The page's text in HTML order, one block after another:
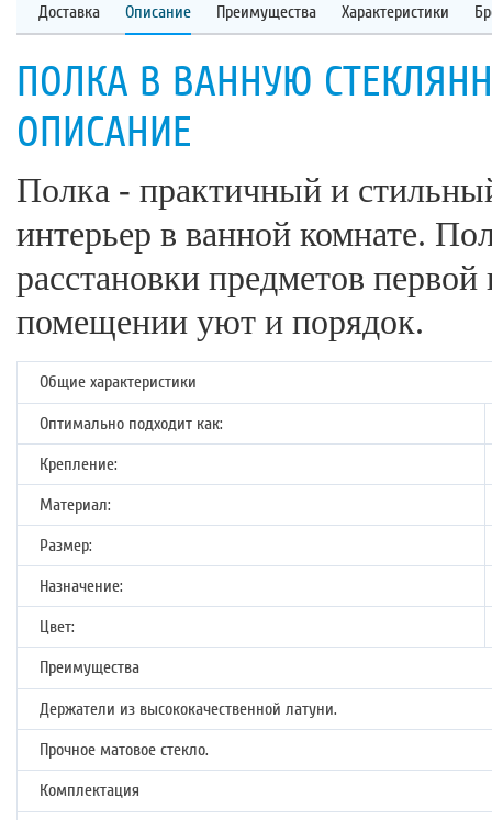
Доставка Описание Преимущества Характеристики
ПОЛКА В ВАННУЮ
ОПИСАНИЕ
Полка - практичный и
интерьер в ванной комнате.
расстановки предметов
помещении уют и порядок.
Общие характеристики
Оптимально подходит как:
Крепление:
Материал:
Размер:
Назначение:
Цвет:
Преимущества
Держатели из высококачественной латуни.
Прочное матовое стекло.
Комплектация